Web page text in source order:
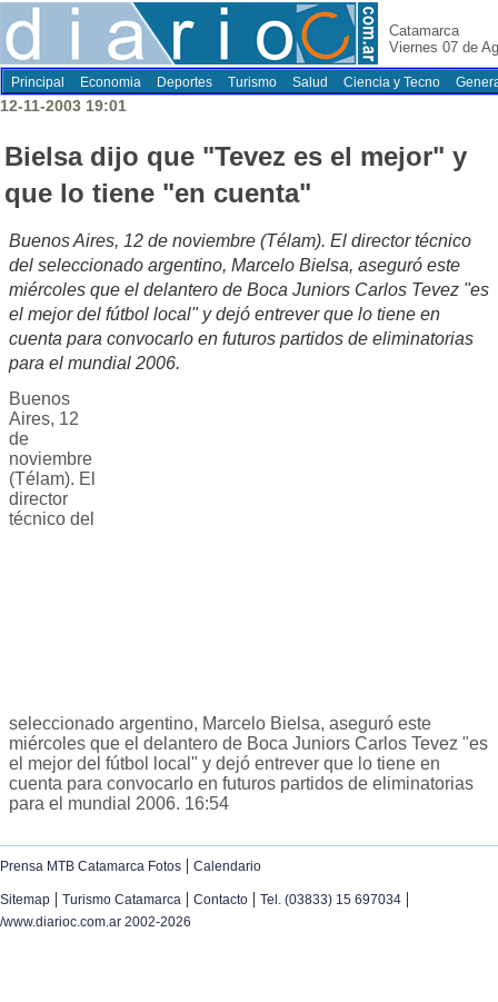
Catamarca
Viernes 07 de
Principal Economia Deportes Turismo Salud Ciencia y Tecno
12-11-2003 19:01
Bielsa dijo que "Tevez es el mejor" y
que lo tiene "en cuenta"
Buenos Aires, 12 de noviembre (Télam). El director técnico
del seleccionado argentino, Marcelo Bielsa, aseguró este
miércoles que el delantero de Boca Juniors Carlos Tevez "es
el mejor del fútbol local" y dejó entrever que lo tiene en
cuenta para convocarlo en futuros partidos de eliminatorias
para el mundial 2006.
Buenos
Aires, 12
de
noviembre
(Télam). El
director
técnico del
seleccionado argentino, Marcelo Bielsa, aseguró este
miércoles que el delantero de Boca Juniors Carlos Tevez "es
el mejor del fútbol local" y dejó entrever que lo tiene en
cuenta para convocarlo en futuros partidos de eliminatorias
para el mundial 2006. 16:54
Prensa MTB Catamarca Fotos | Calendario
Sitemap | Turismo Catamarca | Contacto | Tel. (03833) 15 697034 |
/www.diarioc.com.ar 2002-2026